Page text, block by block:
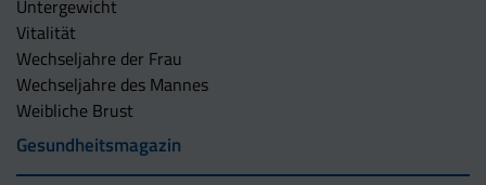
Untergewicht
Vitalität
Wechseljahre der Frau
Wechseljahre des Mannes
Weibliche Brust
Gesundheitsmagazin